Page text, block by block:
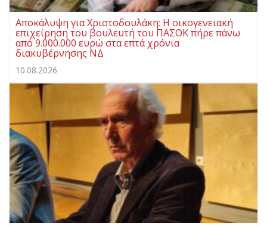
Αποκάλυψη για Χριστοδουλάκη: Η οικογενειακή
επιχείρηση του βουλευτή του ΠΑΣΟΚ πήρε πάνω
από 9.000.000 ευρώ στα επτά χρόνια
διακυβέρνησης ΝΔ
10.08.2026